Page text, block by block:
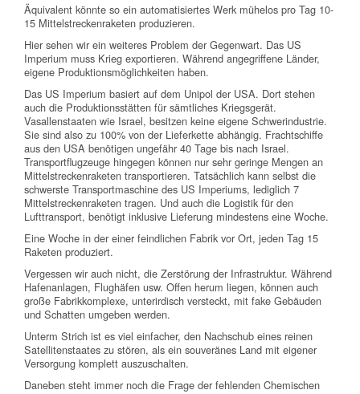
Äquivalent könnte so ein automatisiertes Werk mühelos pro Tag 10-
15 Mittelstreckenraketen produzieren.
Hier sehen wir ein weiteres Problem der Gegenwart. Das US
Imperium muss Krieg exportieren. Während angegriffene Länder,
eigene Produktionsmöglichkeiten haben.
Das US Imperium basiert auf dem Unipol der USA. Dort stehen
auch die Produktionsstätten für sämtliches Kriegsgerät.
Vasallenstaaten wie Israel, besitzen keine eigene Schwerindustrie.
Sie sind also zu 100% von der Lieferkette abhängig. Frachtschiffe
aus den USA benötigen ungefähr 40 Tage bis nach Israel.
Transportflugzeuge hingegen können nur sehr geringe Mengen an
Mittelstreckenraketen transportieren. Tatsächlich kann selbst die
schwerste Transportmaschine des US Imperiums, lediglich 7
Mittelstreckenraketen tragen. Und auch die Logistik für den
Lufttransport, benötigt inklusive Lieferung mindestens eine Woche.
Eine Woche in der einer feindlichen Fabrik vor Ort, jeden Tag 15
Raketen produziert.
Vergessen wir auch nicht, die Zerstörung der Infrastruktur. Während
Hafenanlagen, Flughäfen usw. Offen herum liegen, können auch
große Fabrikkomplexe, unterirdisch versteckt, mit fake Gebäuden
und Schatten umgeben werden.
Unterm Strich ist es viel einfacher, den Nachschub eines reinen
Satellitenstaates zu stören, als ein souveränes Land mit eigener
Versorgung komplett auszuschalten.
Daneben steht immer noch die Frage der fehlenden Chemischen